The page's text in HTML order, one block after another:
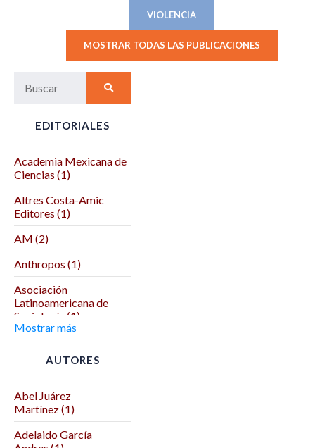
VIOLENCIA
MOSTRAR TODAS LAS PUBLICACIONES
EDITORIALES
Academia Mexicana de
Ciencias (1)
Altres Costa-Amic
Editores (1)
AM (2)
Anthropos (1)
Asociación
Latinoamericana de
Sociología (1)
de Ciencias Políticas (1)
Benemérita Universidad
Autónoma de Puebla (2)
Benemérita y
Mostrar más
AUTORES
Abel Juárez
Martínez (1)
Adelaido García